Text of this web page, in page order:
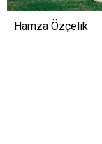
Hamza Özçelik